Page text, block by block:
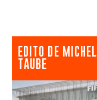
EDITO DE MICHEL
TAUBE